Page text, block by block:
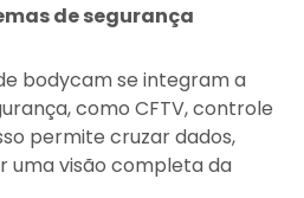
de segurança
bodycam se integram a
como CFTV, controle
permite cruzar dados,
uma visão completa da